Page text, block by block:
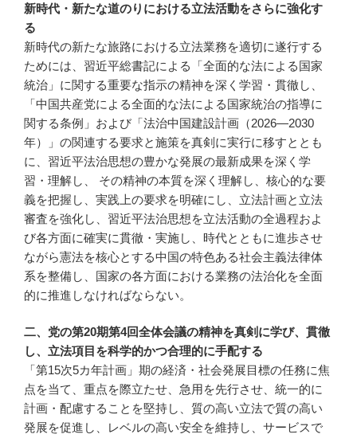
新時代・新たな道のりにおける立法活動をさらに強化す
る
新時代の新たな旅路における立法業務を適切に遂行する
ためには、習近平総書記による「全面的な法による国家
統治」に関する重要な指示の精神を深く学習・貫徹し、
「中国共産党による全面的な法による国家統治の指導に
関する条例」および「法治中国建設計画（2026—2030
年）」の関連する要求と施策を真剣に実行に移すととも
に、習近平法治思想の豊かな発展の最新成果を深く学
習・理解し、 その精神の本質を深く理解し、核心的な要
義を把握し、実践上の要求を明確にし、立法計画と立法
審査を強化し、習近平法治思想を立法活動の全過程およ
び各方面に確実に貫徹・実施し、時代とともに進歩させ
ながら憲法を核心とする中国の特色ある社会主義法律体
系を整備し、国家の各方面における業務の法治化を全面
的に推進しなければならない。
二、党の第20期第4回全体会議の精神を真剣に学び、貫徹
し、立法項目を科学的かつ合理的に手配する
「第15次5カ年計画」期の経済・社会発展目標の任務に焦
点を当て、重点を際立たせ、急用を先行させ、統一的に
計画・配慮することを堅持し、質の高い立法で質の高い
発展を促進し、レベルの高い安全を維持し、サービスで